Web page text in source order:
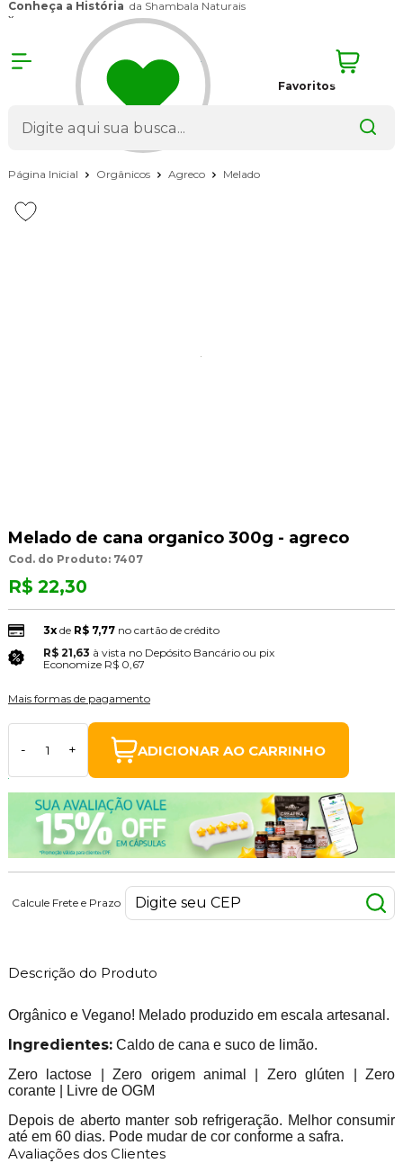
Conheça a História da Shambala Naturais
x
Favoritos
Página Inicial Orgânicos Agreco Melado
Melado de cana organico 300g - agreco
Cod. do Produto: 7407
R$ 22,30
3xde R$ 7,77 no cartão de crédito
R$ 21,63 à vista no Depósito Bancário ou pix
Economize R$ 0,67
Mais formas de pagamento
- + ADICIONAR AO CARRINHO
Calcule Frete e Prazo
Descrição do Produto
Orgânico e Vegano! Melado produzido em escala artesanal.
Ingredientes:Caldo de cana e suco de limão.
Zero lactose | Zero origem animal | Zero glúten | Zero
corante | Livre de OGM
Depois de aberto manter sob refrigeração. Melhor consumir
até em 60 dias. Pode mudar de cor conforme a safra.
Avaliações dos Clientes